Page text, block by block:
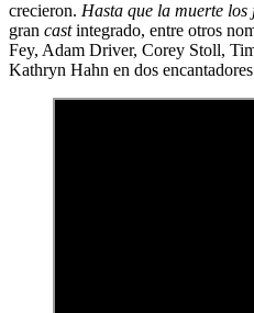
crecieron. Hasta que la muerte los
gran castintegrado, entre otros
Fey, Adam Driver, Corey Stoll,
Kathryn Hahn en dos